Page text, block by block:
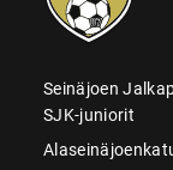
Seinäjoen
SJK-juniorit